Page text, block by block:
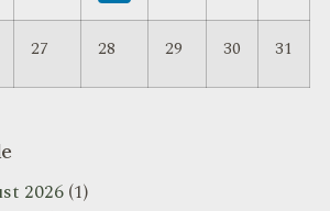
27 28 29 30 31
2026(1)